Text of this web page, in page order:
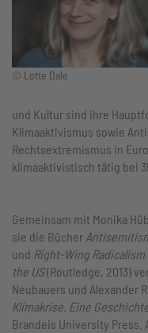
© Lotte Dale
und Kultur sind ihre
Klimaaktivismus sowie
Rechtsextremismus in
klimaaktivistisch tätig bei
Gemeinsam mit Monika
sie die Bücher
und Right-Wing
the US(Routledge, 2013)
Neubauers und Alexander
Klimakrise. Eine
Brandeis University